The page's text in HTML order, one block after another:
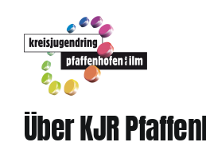
springen
ÜberKJR